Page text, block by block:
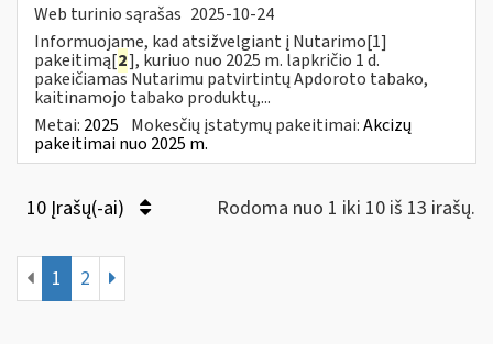
Web turinio sąrašas 2025-10-24
Informuojame, kad atsižvelgiant į Nutarimo[1]
pakeitimą[2], kuriuo nuo 2025 m. lapkričio 1 d.
pakeičiamas Nutarimu patvirtintų Apdoroto tabako,
kaitinamojo tabako produktų,...
Metai: 2025 Mokesčių įstatymų pakeitimai:Akcizų
pakeitimai nuo 2025 m.
10 Įrašų(-ai) Rodoma nuo 1 iki 10 iš 13 irašų.
1 2